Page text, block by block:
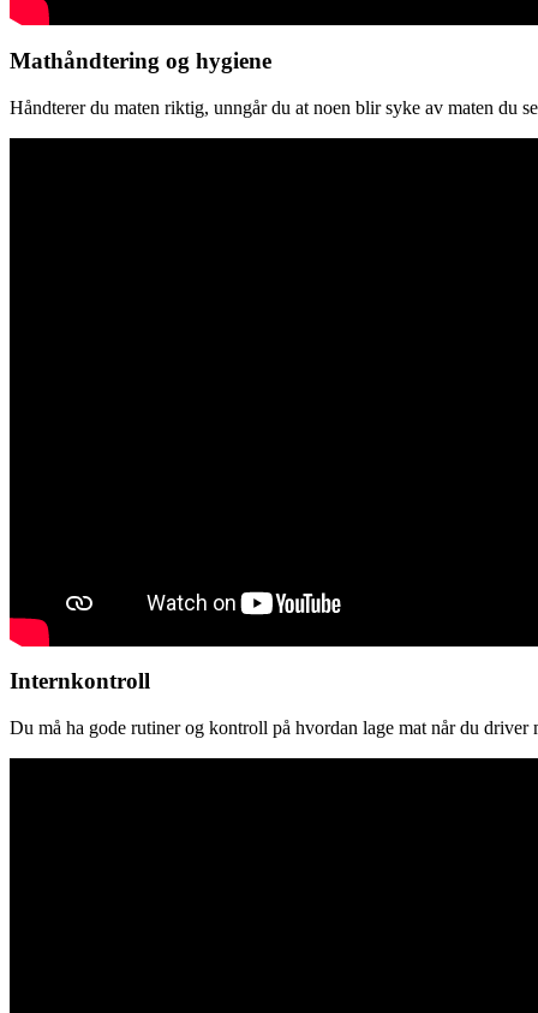
Mathåndtering og hygiene
Håndterer du maten riktig, unngår du at noen blir syke av maten du
Internkontroll
Du må ha gode rutiner og kontroll på hvordan lage mat når du driver